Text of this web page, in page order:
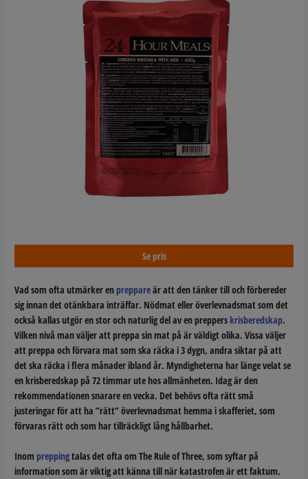
Se pris
Vad som ofta utmärker en preppareär att den tänker till och förbereder
sig innan det otänkbara inträffar. Nödmat eller överlevnadsmat som det
också kallas utgör en stor och naturlig del av en preppers krisberedskap.
Vilken nivå man väljer att preppa sin mat på är väldigt olika. Vissa väljer
att preppa och förvara mat som ska räcka i 3 dygn, andra siktar på att
det ska räcka i flera månader ibland år. Myndigheterna har länge velat se
en krisberedskap på 72 timmar ute hos allmänheten. Idag är den
rekommendationen snarare en vecka. Det behövs ofta rätt små
justeringar för att ha ”rätt” överlevnadsmat hemma i skafferiet, som
förvaras rätt och som har tillräckligt lång hållbarhet.
Inom preppingtalas det ofta om The Rule of Three, som syftar på
information som är viktig att känna till när katastrofen är ett faktum.